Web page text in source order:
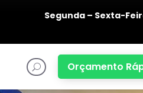
Segunda – Sexta-
U Orçamento